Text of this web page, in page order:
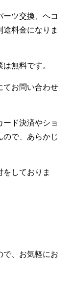
ーツ交換、ヘコ
途料金になりま
無料です。
てお問い合わせ
ド決済やショ
ので、あらかじ
しておりま
で、お気軽にお